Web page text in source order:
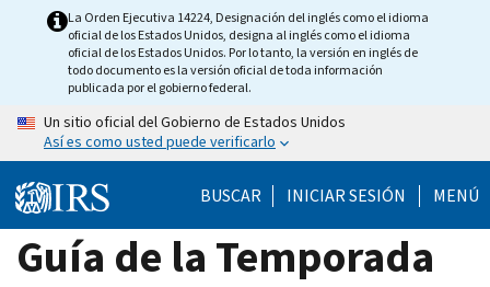
La Orden Ejecutiva 14224, Designación del inglés como el idioma
oficial de los Estados Unidos, designa al inglés como el idioma
oficial de los Estados Unidos. Por lo tanto, la versión en inglés de
todo documento es la versión oficial de toda información
publicada por el gobierno federal.
Un sitio oficial del Gobierno de Estados Unidos
Así es como usted puede verificarlo
BUSCAR INICIAR SESIÓN MENÚ
Guía de la Temporada